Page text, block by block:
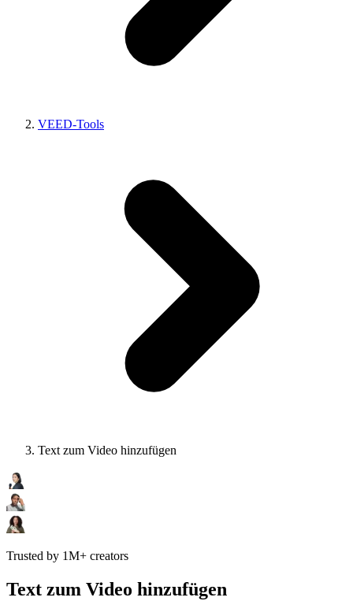
VEED-Tools
Text zum Video hinzufügen
Trusted by 1M+ creators
Text zum Video hinzufügen